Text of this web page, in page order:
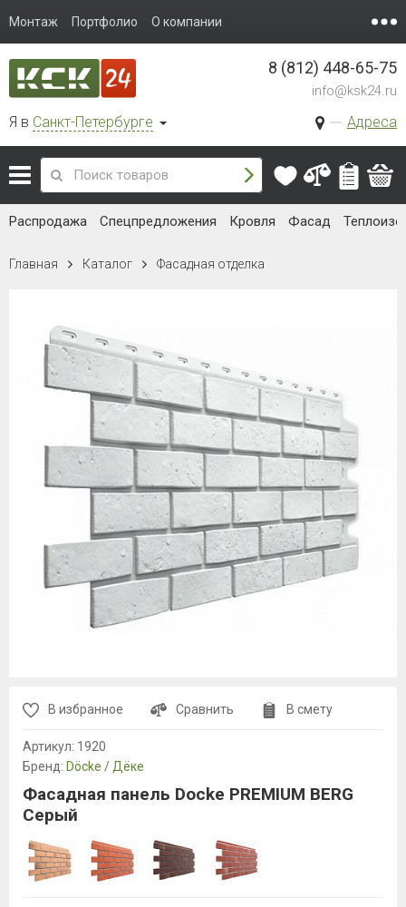
Монтаж Портфолио О компании
Я в Санкт-Петербурге Адреса
8 (812) 448-65-75
info@ksk24.ru
Распродажа Спецпредложения Кровля Фасад
Главная Каталог Фасадная отделка
В избранное Сравнить В смету
Артикул: 1920
Бренд: Döcke / Дёке
Фасадная панель Docke PREMIUM BERG
Серый